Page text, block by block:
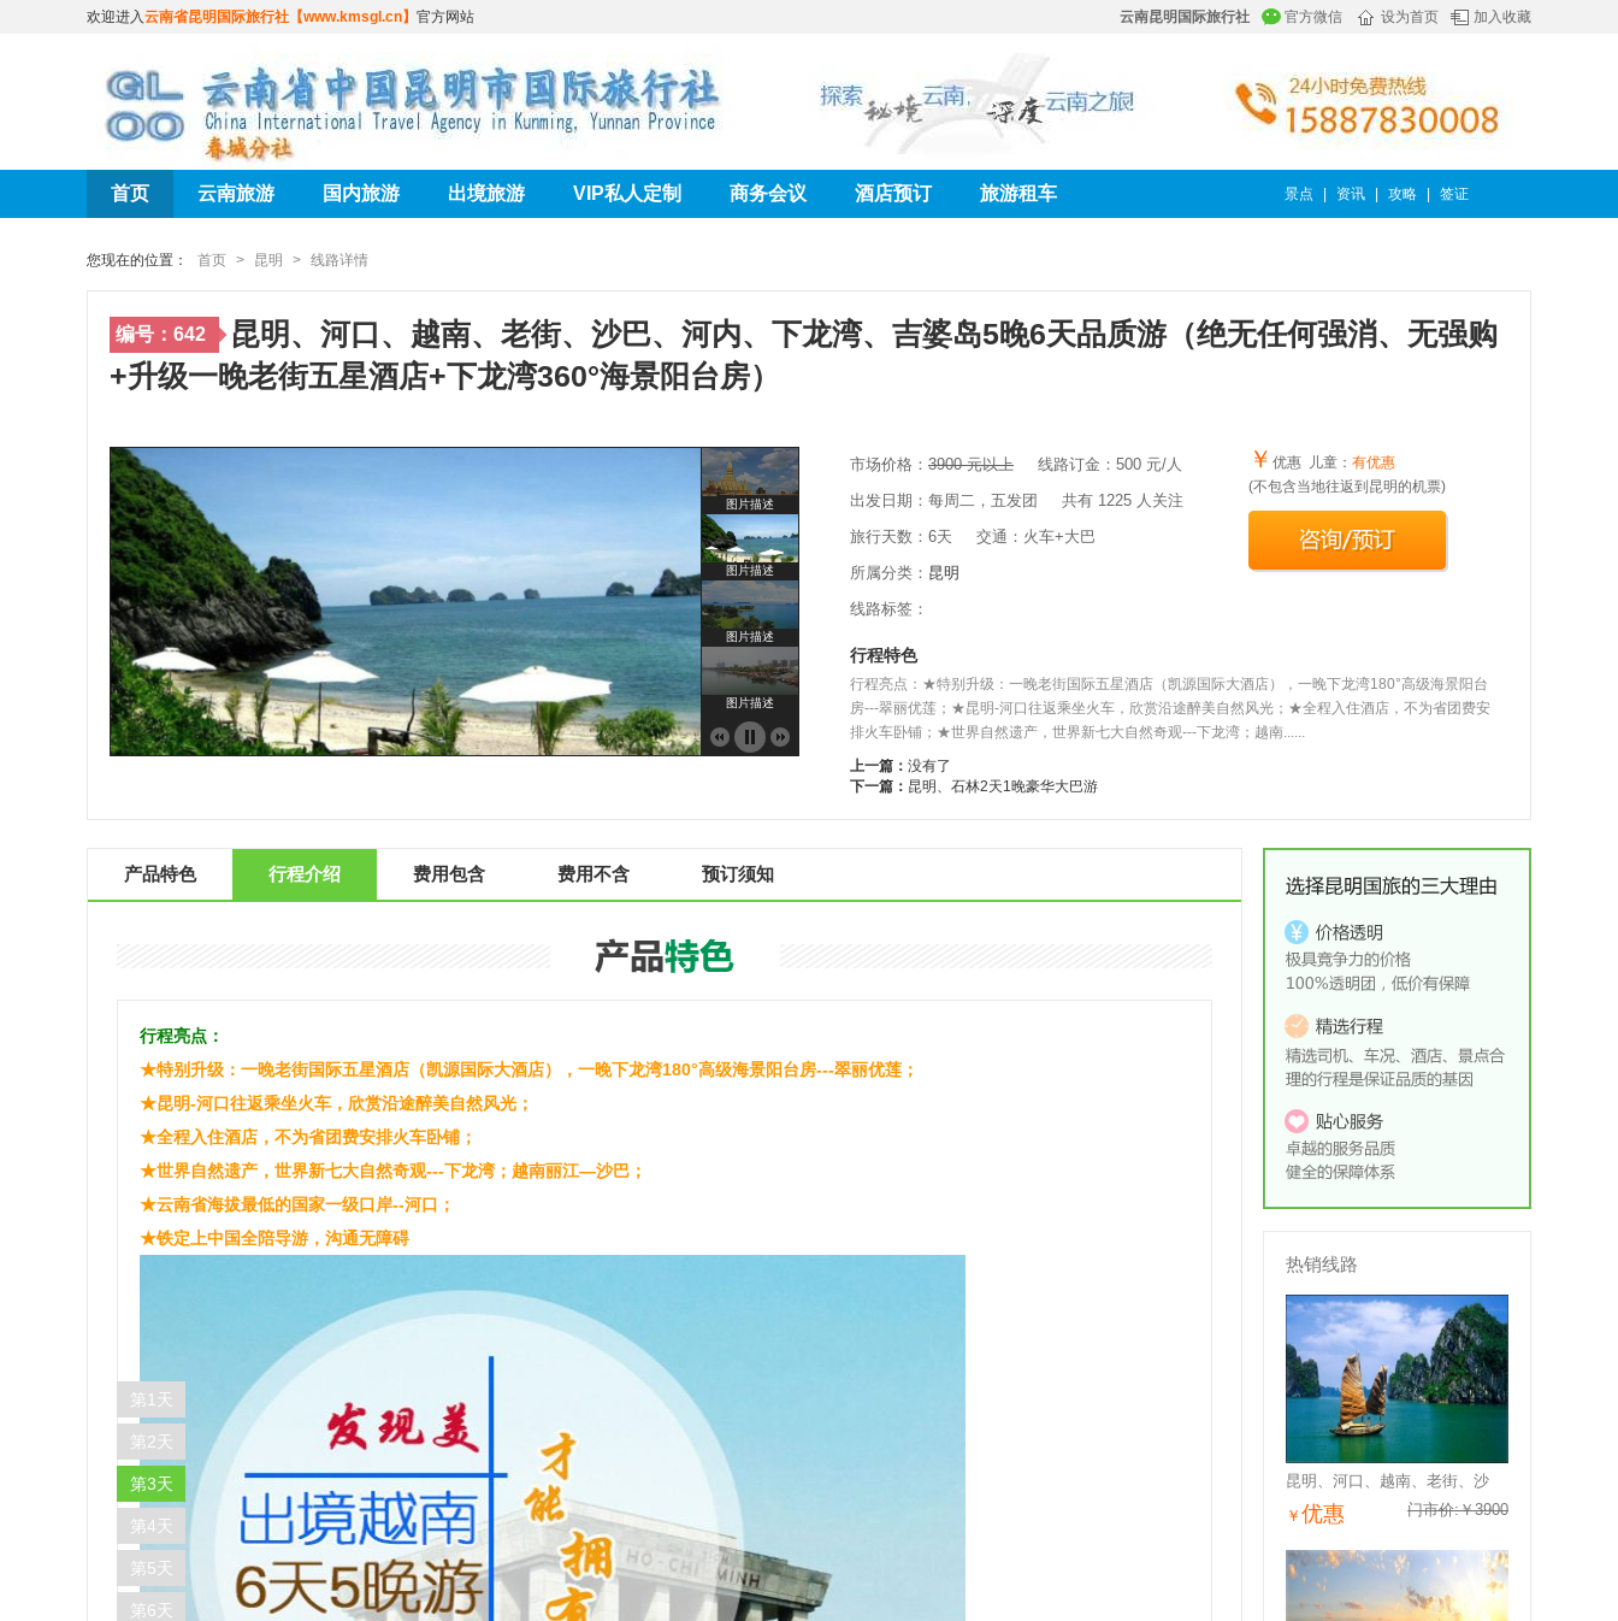
云南昆明国际旅行社 官方微信 设为首页 加入收藏
欢迎进入云南省昆明国际旅行社【www.kmsgl.cn】 官方网站
景点 资讯 攻略 签证
首页 云南旅游 国内旅游 出境旅游 VIP私人定制 商务会议 酒店预订 旅游租车
您现在的位置： 首页 > 昆明 > 线路详情
编号：642
昆明、河口、越南、老街、沙巴、河内、下龙湾、吉婆岛5晚6天品质游（绝无任何强消、无强购
+升级一晚老街五星酒店+下龙湾360°海景阳台房）
3 of 4
图片描述
图片描述
图片描述
图片描述
市场价格： 3900 元以上 线路订金： 500 元/人
出发日期：每周二，五发团 共有 1225 人关注
旅行天数：6天 交通：火车+大巴
所属分类： 昆明
线路标签：
￥ 优惠 儿童： 有优惠
(不包含当地往返到昆明的机票)
行程特色
行程亮点：★特别升级：一晚老街国际五星酒店（凯源国际大酒店），一晚下龙湾180°高级海景阳台
房---翠丽优莲；★昆明-河口往返乘坐火车，欣赏沿途醉美自然风光；★全程入住酒店，不为省团费安
排火车卧铺；★世界自然遗产，世界新七大自然奇观---下龙湾；越南......
上一篇： 没有了
下一篇： 昆明、石林2天1晚豪华大巴游
产品特色 行程介绍 费用包含 费用不含 预订须知
行程亮点：
★特别升级：一晚老街国际五星酒店（凯源国际大酒店），一晚下龙湾180°高级海景阳台房---翠丽优莲；
★昆明-河口往返乘坐火车，欣赏沿途醉美自然风光；
★全程入住酒店，不为省团费安排火车卧铺；
★世界自然遗产，世界新七大自然奇观---下龙湾；越南丽江—沙巴；
★云南省海拔最低的国家一级口岸--河口；
★铁定上中国全陪导游，沟通无障碍
第1天
第2天
第3天
第4天
第5天
第6天
热销线路
昆明、河口、越南、老街、沙
门市价:￥3900
￥ 优惠